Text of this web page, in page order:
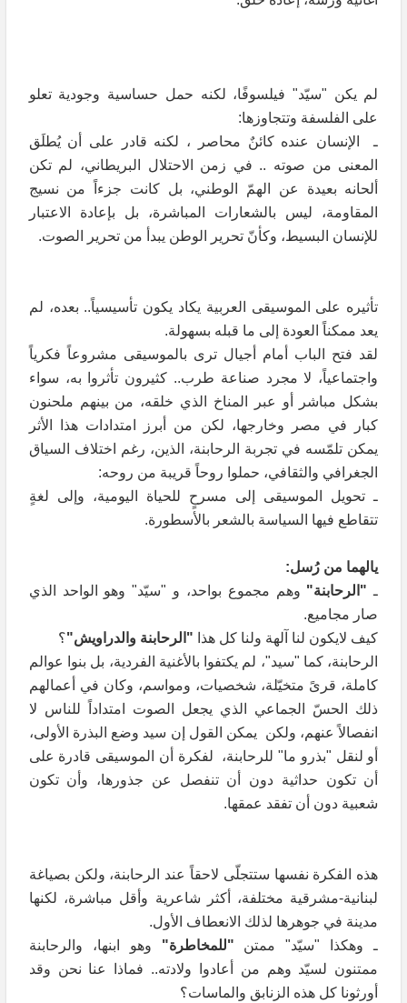
لم يكن "سيّد" فيلسوفًا، لكنه حمل حساسية وجودية تعلو
على الفلسفة وتتجاوزها:
ـ الإنسان عنده كائنٌ محاصر ، لكنه قادر على أن يُطلَق
المعنى من صوته .. في زمن الاحتلال البريطاني، لم تكن
ألحانه بعيدة عن الهمّ الوطني، بل كانت جزءاً من نسيج
المقاومة، ليس بالشعارات المباشرة، بل بإعادة الاعتبار
للإنسان البسيط، وكأنّ تحرير الوطن يبدأ من تحرير الصوت.
تأثيره على الموسيقى العربية يكاد يكون تأسيسياً.. بعده، لم
يعد ممكناً العودة إلى ما قبله بسهولة.
لقد فتح الباب أمام أجيال ترى بالموسيقى مشروعاً فكرياً
واجتماعياً، لا مجرد صناعة طرب.. كثيرون تأثروا به، سواء
بشكل مباشر أو عبر المناخ الذي خلقه، من بينهم ملحنون
كبار في مصر وخارجها، لكن من أبرز امتدادات هذا الأثر
يمكن تلمّسه في تجربة الرحابنة، الذين، رغم اختلاف السياق
الجغرافي والثقافي، حملوا روحاً قريبة من روحه:
ـ تحويل الموسيقى إلى مسرحٍ للحياة اليومية، وإلى لغةٍ
تتقاطع فيها السياسة بالشعر بالأسطورة.
يالهما من رُسل:
ـ "الرحابنة" وهم مجموع بواحد، و "سيّد" وهو الواحد الذي
صار مجاميع.
كيف لايكون لنا آلهة ولنا كل هذا "الرحابنة والدراويش"؟
الرحابنة، كما "سيد"، لم يكتفوا بالأغنية الفردية، بل بنوا عوالم
كاملة، قرىً متخيّلة، شخصيات، ومواسم، وكان في أعمالهم
ذلك الحسّ الجماعي الذي يجعل الصوت امتداداً للناس لا
انفصالاً عنهم، ولكن يمكن القول إن سيد وضع البذرة الأولى،
أو لنقل "بذرو ما" للرحابنة، لفكرة أن الموسيقى قادرة على
أن تكون حداثية دون أن تنفصل عن جذورها، وأن تكون
شعبية دون أن تفقد عمقها.
هذه الفكرة نفسها ستتجلّى لاحقاً عند الرحابنة، ولكن بصياغة
لبنانية-مشرقية مختلفة، أكثر شاعرية وأقل مباشرة، لكنها
مدينة في جوهرها لذلك الانعطاف الأول.
ـ وهكذا "سيّد" ممتن "للمخاطرة" وهو ابنها، والرحابنة
ممتنون لسيّد وهم من أعادوا ولادته.. فماذا عنا نحن وقد
أورثونا كل هذه الزنابق والماسات؟